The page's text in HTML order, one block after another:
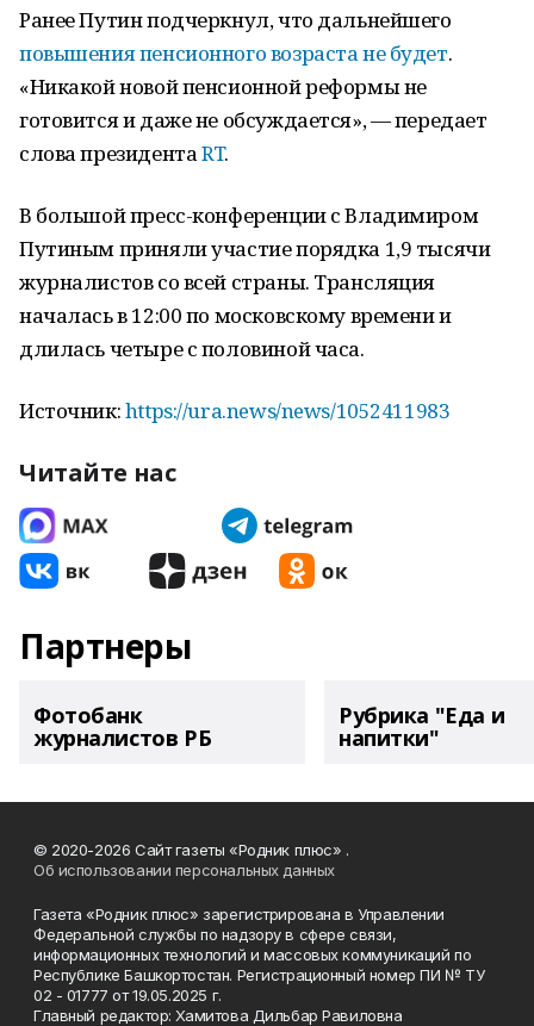
Ранее Путин подчеркнул, что дальнейшего
повышения пенсионного возраста не будет.
«Никакой новой пенсионной реформы не
готовится и даже не обсуждается», — передает
слова президентаRT.
В большой пресс-конференции с Владимиром
Путиным приняли участие порядка 1,9 тысячи
журналистов со всей страны. Трансляция
началась в 12:00 по московскому времени и
длилась четыре с половиной часа.
Источник:https://ura.news/news/1052411983
Читайте нас
Партнеры
Фотобанк
журналистов РБ
Рубрика "Еда и
напитки"
© 2020-2026 Сайт газеты «Родник плюс» .
Об использовании персональных данных
Газета «Родник плюс» зарегистрирована в Управлении
Федеральной службы по надзору в сфере связи,
информационных технологий и массовых коммуникаций по
Республике Башкортостан. Регистрационный номер ПИ № ТУ
02 - 01777 от 19.05.2025 г.
Главный редактор: Хамитова Дильбар Равиловна